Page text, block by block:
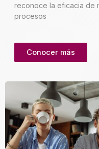
reconoce la eficacia de
procesos
Conocer más